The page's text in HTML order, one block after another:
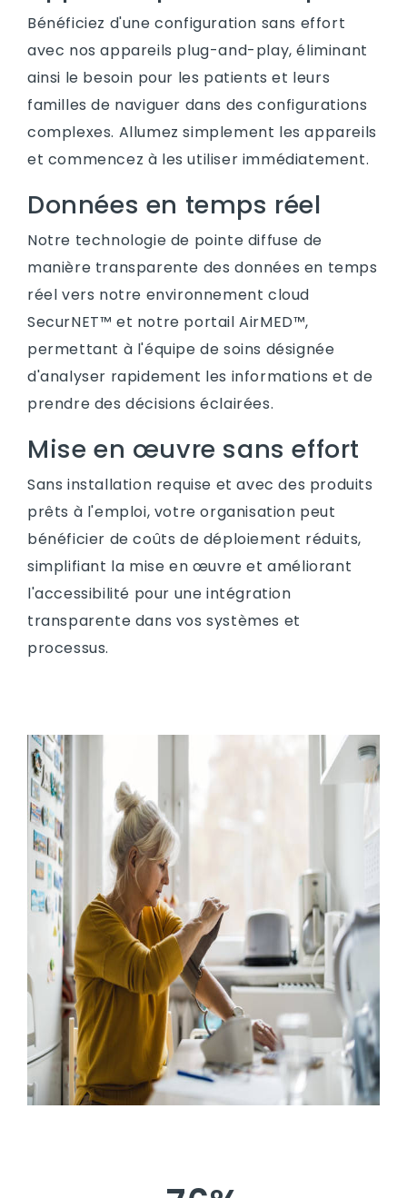
Bénéficiez d'une configuration sans effort
avec nos appareils plug-and-play, éliminant
ainsi le besoin pour les patients et leurs
familles de naviguer dans des configurations
complexes. Allumez simplement les appareils
et commencez à les utiliser immédiatement.
Données en temps réel
Notre technologie de pointe diffuse de
manière transparente des données en temps
réel vers notre environnement cloud
SecurNET™ et notre portail AirMED™,
permettant à l'équipe de soins désignée
d'analyser rapidement les informations et de
prendre des décisions éclairées.
Mise en œuvre sans effort
Sans installation requise et avec des produits
prêts à l'emploi, votre organisation peut
bénéficier de coûts de déploiement réduits,
simplifiant la mise en œuvre et améliorant
l'accessibilité pour une intégration
transparente dans vos systèmes et
processus.